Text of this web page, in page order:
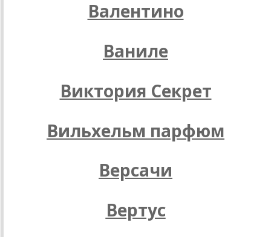
Валентино
Ваниле
Виктория Секрет
Вильхельм парфюм
Версачи
Вертус